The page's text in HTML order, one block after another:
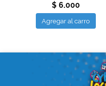
$ 6.000
Agregar al carro